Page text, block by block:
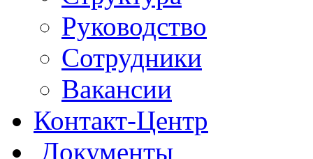
Руководство
Сотрудники
Вакансии
Контакт-Центр
Документы